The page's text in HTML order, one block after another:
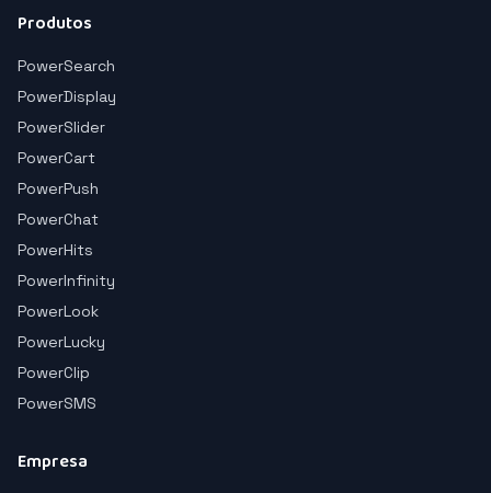
Produtos
PowerSearch
PowerDisplay
PowerSlider
PowerCart
PowerPush
PowerChat
PowerHits
PowerInfinity
PowerLook
PowerLucky
PowerClip
PowerSMS
Empresa